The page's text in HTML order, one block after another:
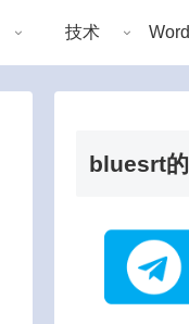
技术
bluesrt